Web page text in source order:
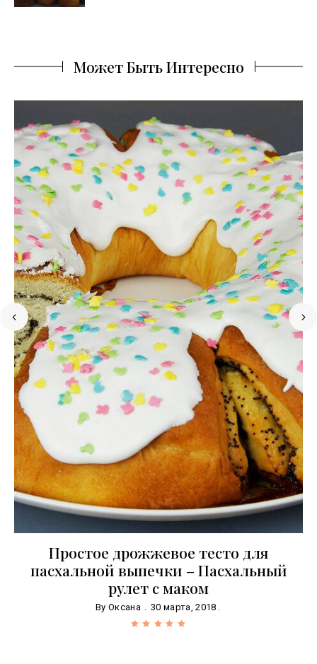
Может Быть Интересно
Простое дрожжевое тесто для
пасхальной выпечки – Пасхальный
рулет с маком
ByОксана 30 марта, 2018